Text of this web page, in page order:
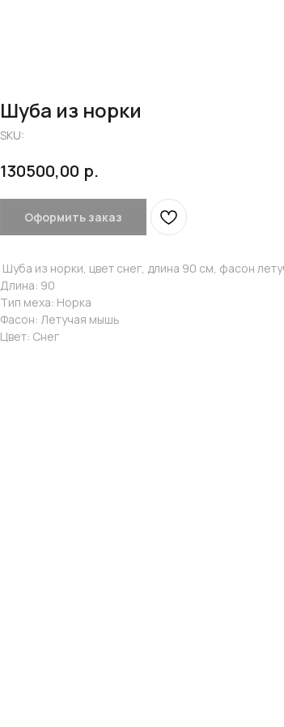
Шуба из норки
SKU:
130500,00 р.
Оформить заказ
Шуба из норки, цвет снег, длина 90 см, фасон
Длина: 90
Тип меха: Норка
Фасон: Летучая мышь
Цвет: Снег